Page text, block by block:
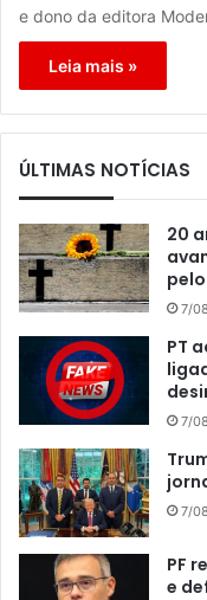
e dono da editora
Leia mais »
ÚLTIMAS NOTÍCIAS
20
7/
PT
7/
7/
PF
e